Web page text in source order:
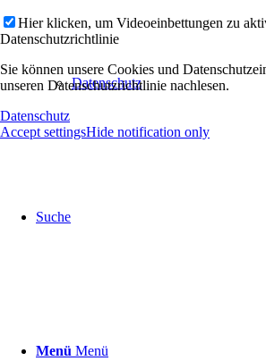
Datenschutz
Suche
Menü Menü
Hier klicken, um Videoeinbettungen zu
Datenschutzrichtlinie
Sie können unsere Cookies und
unseren Datenschutzrichtlinie nachlesen.
Datenschutz
Accept settingsHide notification only